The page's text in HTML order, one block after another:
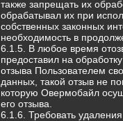
также запрещать их
обрабатывал их при
собственных законных
необходимость в
6.1.5. В любое время
предоставил на
отзыва Пользователем
данных, такой отзыв не
которую Овермобайл
его отзыва.
6.1.6. Требовать